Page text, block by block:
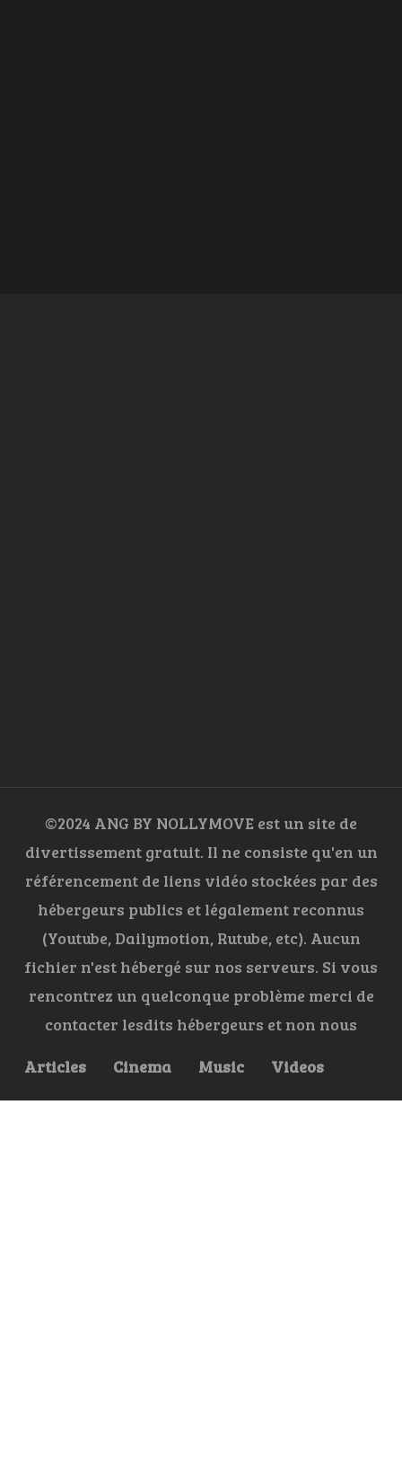
©2024 ANG BY NOLLYMOVE est un site de
divertissement gratuit. Il ne consiste qu'en un
référencement de liens vidéo stockées par des
hébergeurs publics et légalement reconnus
(Youtube, Dailymotion, Rutube, etc). Aucun
fichier n'est hébergé sur nos serveurs. Si vous
rencontrez un quelconque problème merci de
contacter lesdits hébergeurs et non nous
Articles
Cinema Music Videos